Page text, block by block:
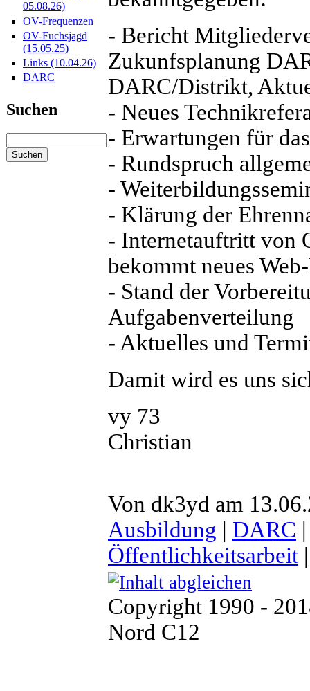
05.08.26)
OV-Frequenzen
OV-Fuchsjagd
(15.05.25)
Links (10.04.26)
DARC
Suchen
- Bericht
Zukunfsplanung
DARC/Distrikt,
- Neues
- Erwartungen für
- Rundspruch
-
- Klärung der
- Internetauftritt von
bekommt neues
- Stand der
Aufgabenverteilung
- Aktuelles und
Damit wird es uns
vy 73
Christian
Von dk3yd am
Ausbildung | DARC
Öffentlichkeitsarbeit
Copyright 1990 -
Nord C12